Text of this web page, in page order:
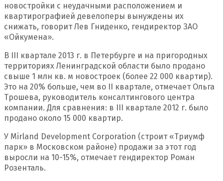
новостройки с неудачными расположением и
квартирографией девелоперы вынуждены их
снижать, говорит Лев Гниденко, гендиректор ЗАО
«Ойкумена».
В III квартале 2013 г. в Петербурге и на пригородных
территориях Ленинградской области было продано
свыше 1 млн кв. м новостроек (более 22 000 квартир).
Это на 20% больше, чем во II квартале, отмечает Ольга
Трошева, руководитель консалтингового центра
компании. Для сравнения: в III квартале 2012 г. было
продано около 15 000 квартир.
У Mirland Development Corporation (строит «Триумф
парк» в Московском районе) продажи за этот год
выросли на 10-15%, отмечает гендиректор Роман
Розенталь.